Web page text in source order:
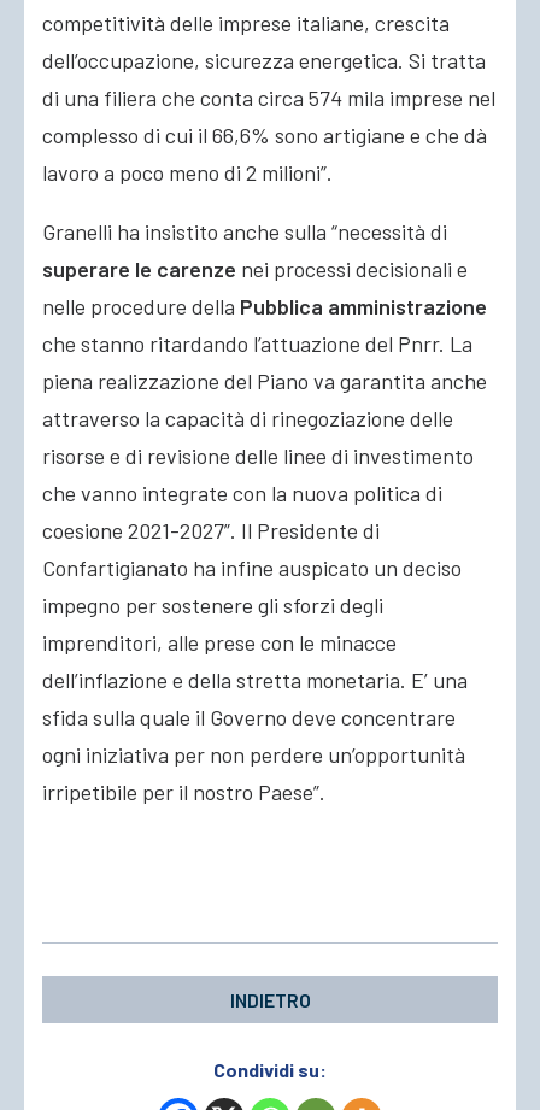
competitività delle imprese italiane, crescita
dell’occupazione, sicurezza energetica. Si tratta
di una filiera che conta circa 574 mila imprese nel
complesso di cui il 66,6% sono artigiane e che dà
lavoro a poco meno di 2 milioni”.
Granelli ha insistito anche sulla “necessità di
superare le carenze nei processi decisionali e
nelle procedure della Pubblica amministrazione
che stanno ritardando l’attuazione del Pnrr. La
piena realizzazione del Piano va garantita anche
attraverso la capacità di rinegoziazione delle
risorse e di revisione delle linee di investimento
che vanno integrate con la nuova politica di
coesione 2021-2027”. Il Presidente di
Confartigianato ha infine auspicato un deciso
impegno per sostenere gli sforzi degli
imprenditori, alle prese con le minacce
dell’inflazione e della stretta monetaria. E’ una
sfida sulla quale il Governo deve concentrare
ogni iniziativa per non perdere un’opportunità
irripetibile per il nostro Paese”.
INDIETRO
Condividi su: